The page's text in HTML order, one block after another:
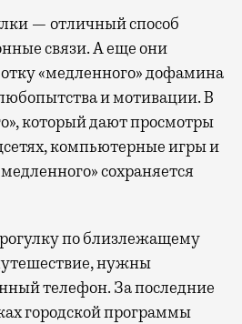
— отличный способ
связи. А еще они
«медленного» дофамина
и мотивации. В
который дают просмотры
компьютерные игры и
сохраняется
по близлежащему
нужны
телефон. За последние
городской программы